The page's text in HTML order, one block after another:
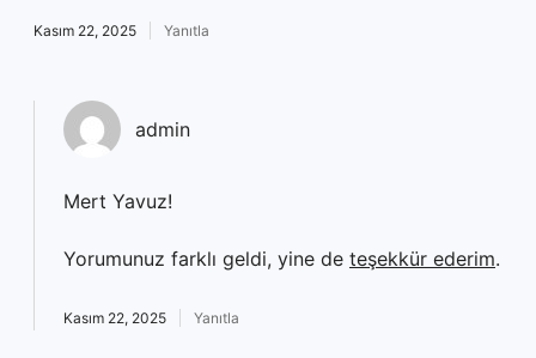
Kasım 22, 2025 Yanıtla
admin
Mert Yavuz!
Yorumunuz farklı geldi, yine de teşekkür ederim.
Kasım 22, 2025 Yanıtla